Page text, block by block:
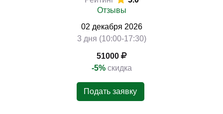
Отзывы
02 декабря 2026
3 дня (10:00-17:30)
51000
-5% скидка
Подать заявку